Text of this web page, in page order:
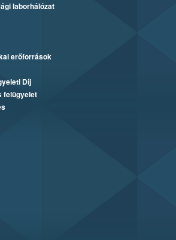
laborhálózat
erőforrások
Díj
felügyelet